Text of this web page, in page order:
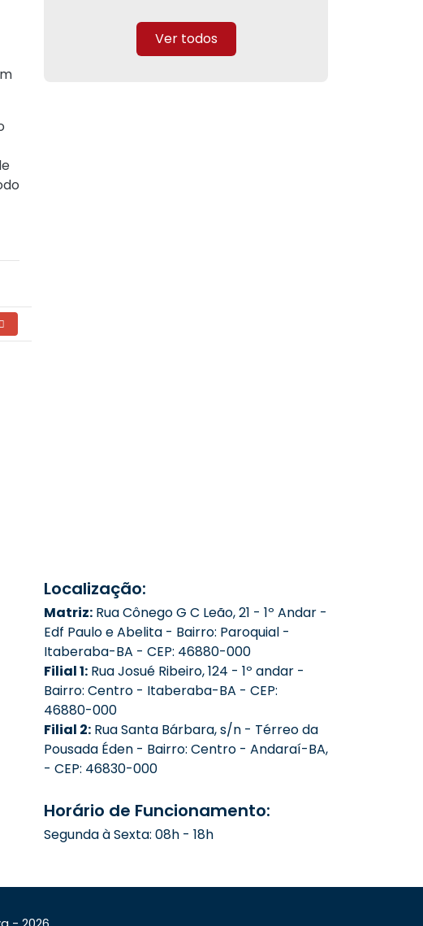
Ver todos
Localização:
Matriz: Rua Cônego G C Leão, 21 - 1º Andar -
Edf Paulo e Abelita - Bairro: Paroquial -
Itaberaba-BA - CEP: 46880-000
Filial 1: Rua Josué Ribeiro, 124 - 1º andar -
Bairro: Centro - Itaberaba-BA - CEP:
46880-000
Filial 2: Rua Santa Bárbara, s/n - Térreo da
Pousada Éden - Bairro: Centro - Andaraí-BA,
- CEP: 46830-000
Horário de Funcionamento:
Segunda à Sexta: 08h - 18h